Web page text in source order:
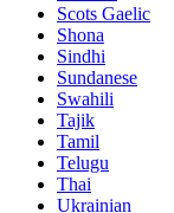
Scots Gaelic
Shona
Sindhi
Sundanese
Swahili
Tajik
Tamil
Telugu
Thai
Ukrainian